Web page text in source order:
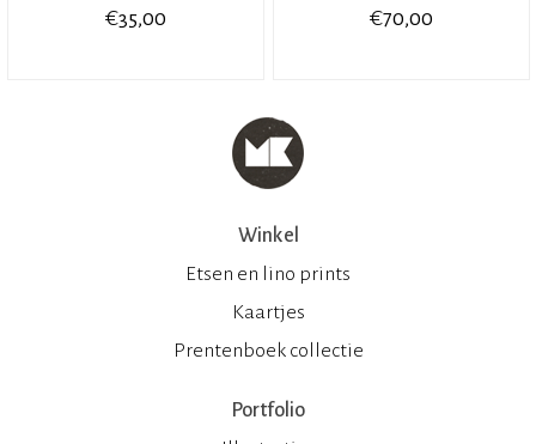
€35,00 €70,00
Winkel
Etsen en lino prints
Kaartjes
Prentenboek collectie
Portfolio